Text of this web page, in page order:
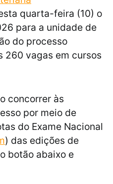
quarta-feira (10) o
para a unidade de
do processo
260 vagas em cursos
concorrer às
por meio de
do Exame Nacional
) das edições de
botão abaixo e